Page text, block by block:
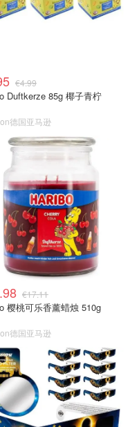
€4.99
Duftkerze 85g 椰子青柠
德国亚马逊
€17.11
樱桃可乐香薰蜡烛 510g
德国亚马逊